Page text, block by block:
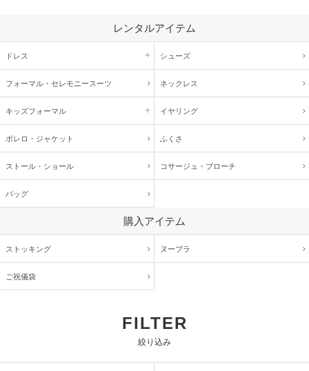
レンタルアイテム
ドレス シューズ
フォーマル・ セレモニースーツ ネックレス
キッズフォーマル イヤリング
ボレロ・ジャケット ふくさ
ストール・ショール コサージュ・ ブローチ
バッグ
購入アイテム
ストッキング ヌーブラ
ご祝儀袋
FILTER
絞り込み